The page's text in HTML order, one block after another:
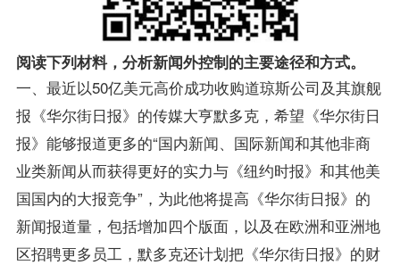
阅读下列材料，分析新闻外控制的主要途径和方式。
一、最近以50亿美元高价成功收购道琼斯公司及其旗舰
报《华尔街日报》的传媒大亨默多克，希望《华尔街日
报》能够报道更多的“国内新闻、国际新闻和其他非商
业类新闻从而获得更好的实力与《纽约时报》和其他美
国国内的大报竞争”，为此他将提高《华尔街日报》的
新闻报道量，包括增加四个版面，以及在欧洲和亚洲地
区招聘更多员工，默多克还计划把《华尔街日报》的财